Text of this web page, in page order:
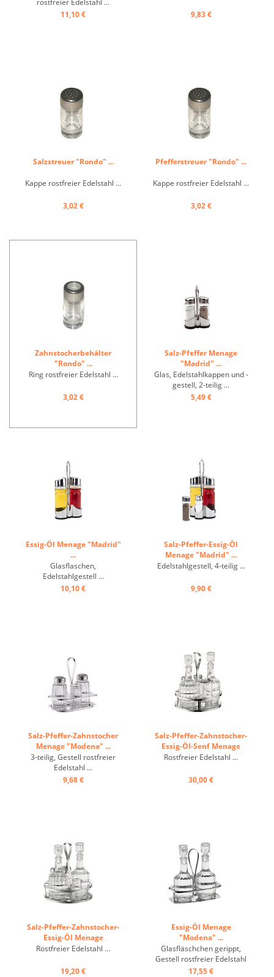
rostfreier Edelstahl ...
11,10 €
9,83 €
Salzstreuer "Rondo" ...
Kappe rostfreier Edelstahl ...
3,02 €
Pfefferstreuer "Rondo" ...
Kappe rostfreier Edelstahl ...
3,02 €
Zahnstocherbehälter
"Rondo" ...
Ring rostfreier Edelstahl ...
3,02 €
Salz-Pfeffer Menage
"Madrid" ...
Glas, Edelstahlkappen und -
gestell, 2-teilig ...
5,49 €
Essig-Öl Menage "Madrid"
...
Glasflaschen,
Edelstahlgestell ...
10,10 €
Salz-Pfeffer-Essig-Öl
Menage "Madrid" ...
Edelstahlgestell, 4-teilig ...
9,90 €
Salz-Pfeffer-Zahnstocher
Menage "Modena" ...
3-teilig, Gestell rostfreier
Edelstahl ...
9,68 €
Salz-Pfeffer-Zahnstocher-
Essig-Öl-Senf Menage
"Modena" ...
Rostfreier Edelstahl ...
30,00 €
Salz-Pfeffer-Zahnstocher-
Essig-Öl Menage
"Modena" ...
Rostfreier Edelstahl ...
19,20 €
Essig-Öl Menage
"Modena" ...
Glasfläschchen gerippt,
Gestell rostfreier Edelstahl
...
17,55 €